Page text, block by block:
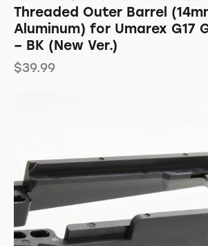
Threaded Outer Barrel
Aluminum) for Umarex G17
– BK (New Ver.)
$39.99